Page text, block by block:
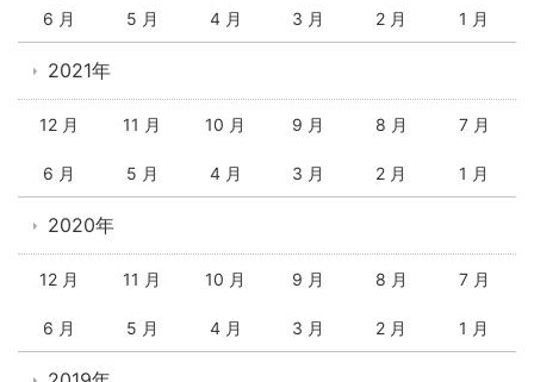
6 月 5 月 4 月 3 月 2 月 1 月
2021年
12 月 11 月 10 月 9 月 8 月 7 月
6 月 5 月 4 月 3 月 2 月 1 月
2020年
12 月 11 月 10 月 9 月 8 月 7 月
6 月 5 月 4 月 3 月 2 月 1 月